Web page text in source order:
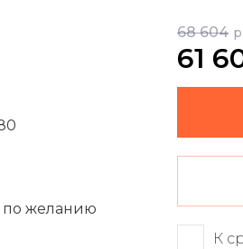
по желанию
68 604 р.
61
К